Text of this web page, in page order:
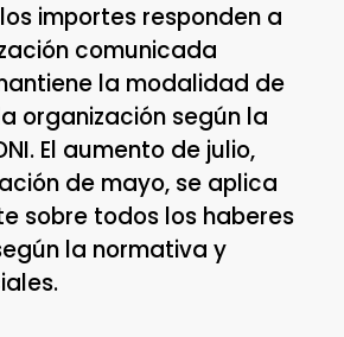
importes responden a
comunicada
la modalidad de
organización según la
El aumento de julio,
de mayo, se aplica
sobre todos los haberes
la normativa y